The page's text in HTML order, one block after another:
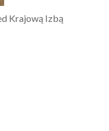
Krajową Izbą